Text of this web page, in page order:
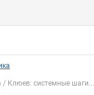
Клюев: системные шаги...